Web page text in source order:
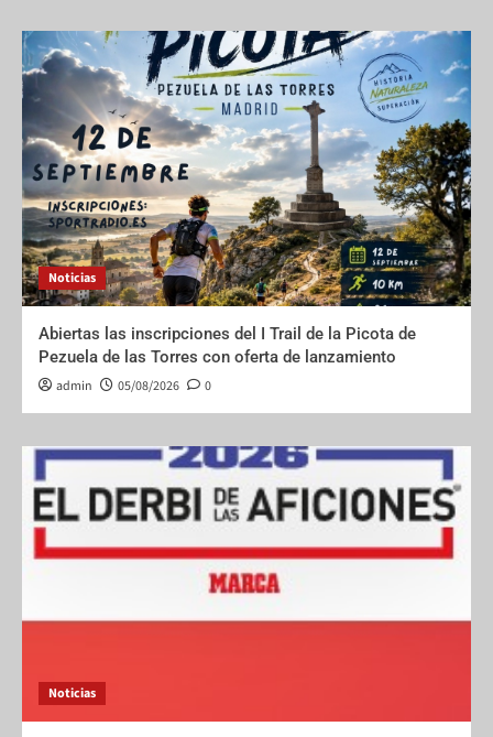
Noticias
Abiertas las inscripciones del I Trail de la Picota de
Pezuela de las Torres con oferta de lanzamiento
admin 05/08/2026 0
Noticias